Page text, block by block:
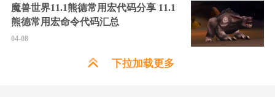
魔兽世界11.1熊德常用宏代码分享 11.1
熊德常用宏命令代码汇总
04-08
下拉加载更多